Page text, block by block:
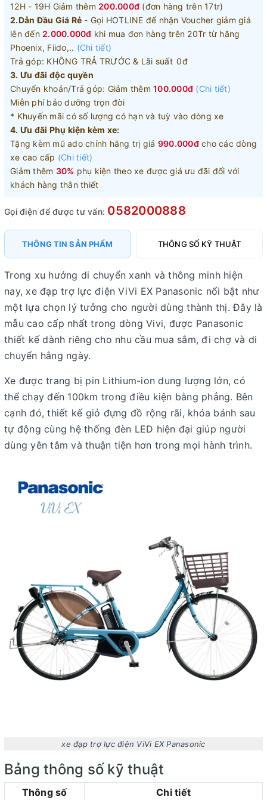
12H - 19H Giảm thêm 200.000đ (đơn hàng trên 17tr)
2.Dẫn Đầu Giá Rẻ - Gọi HOTLINE để nhận Voucher giảm giá
lên đến 2.000.000đ khi mua đơn hàng trên 20Tr từ hãng
Phoenix, Fiido,.. (Chi tiết)
Trả góp: KHÔNG TRẢ TRƯỚC & Lãi suất 0đ
3. Ưu đãi độc quyền
Chuyển khoản/Trả góp: Giảm thêm 100.000đ (Chi tiết)
Miễn phí bảo dưỡng trọn đời
* Khuyến mãi có số lượng có hạn và tuỳ vào dòng xe
4. Ưu đãi Phụ kiện kèm xe:
Tặng kèm mũ ado chính hãng trị giá 990.000đcho các dòng
xe cao cấp (Chi tiết)
Giảm thêm 30% phụ kiện theo xe được giá ưu đãi đối với
khách hàng thân thiết
Gọi điện để được tư vấn: 0582000888
THÔNG TIN SẢN PHẨM THÔNG SỐ KỸ THUẬT
Trong xu hướng di chuyển xanh và thông minh hiện
nay, xe đạp trợ lực điện ViVi EX Panasonic nổi bật như
một lựa chọn lý tưởng cho người dùng thành thị. Đây là
mẫu cao cấp nhất trong dòng Vivi, được Panasonic
thiết kế dành riêng cho nhu cầu mua sắm, đi chợ và di
chuyển hằng ngày.
Xe được trang bị pin Lithium-ion dung lượng lớn, có
thể chạy đến 100km trong điều kiện bằng phẳng. Bên
cạnh đó, thiết kế giỏ đựng đồ rộng rãi, khóa bánh sau
tự động cùng hệ thống đèn LED hiện đại giúp người
dùng yên tâm và thuận tiện hơn trong mọi hành trình.
xe đạp trợ lực điện ViVi EX Panasonic
Bảng thông số kỹ thuật
Thông số Chi tiết